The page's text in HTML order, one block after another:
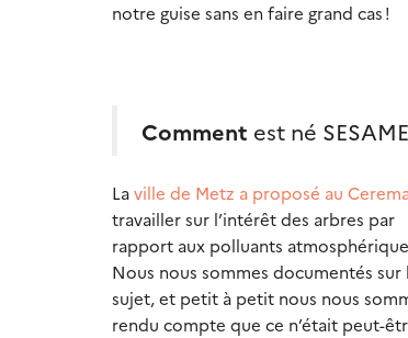
notre guise sans en faire grand cas !
Comment est né
Laville de Metz a proposé au
travailler sur l’intérêt des arbres par
rapport aux polluants
Nous nous sommes documentés sur
sujet, et petit à petit nous nous
rendu compte que ce n’était peut-